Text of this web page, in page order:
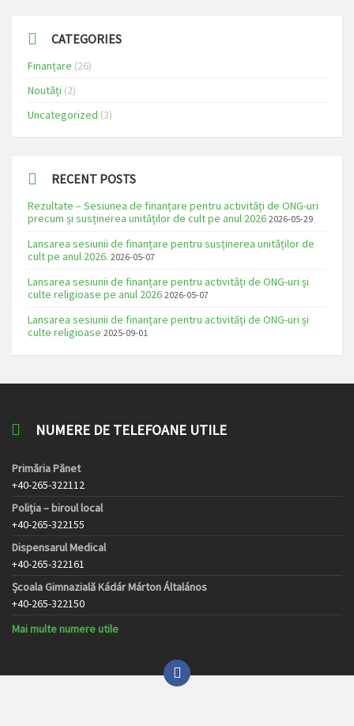
CATEGORIES
Finanțare (26)
Noutăți (2)
Uncategorized (3)
RECENT POSTS
Rezultate – Sesiunea de finanțare pentru activități de ONG-uri
precum și susținerea unităților de cult pe anul 2026 2026-05-29
Lansarea sesiunii de finanțare pentru susținerea unităților de
cult pe anul 2026. 2026-05-07
Lansarea sesiunii de finanțare pentru activități de ONG-uri și
culte religioase pe anul 2026 2026-05-07
Lansarea sesiunii de finanțare pentru activități de ONG-uri și
culte religioase 2025-09-01
NUMERE DE TELEFOANE UTILE
Primăria Pănet
+40-265-322112
Poliția – biroul local
+40-265-322155
Dispensarul Medical
+40-265-322161
Școala Gimnazială Kádár Márton Általános
+40-265-322150
Mai multe numere utile